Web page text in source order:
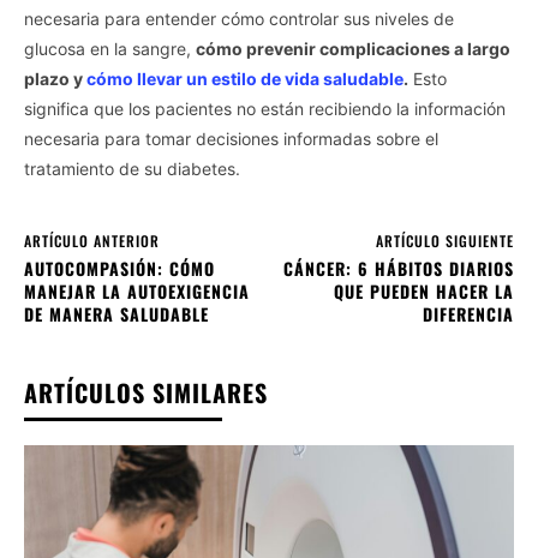
necesaria para entender cómo controlar sus niveles de
glucosa en la sangre, cómo prevenir complicaciones a largo
plazo ycómo llevar un estilo de vida saludable. Esto
significa que los pacientes no están recibiendo la información
necesaria para tomar decisiones informadas sobre el
tratamiento de su diabetes.
ARTÍCULO ANTERIOR
AUTOCOMPASIÓN: CÓMO
MANEJAR LA AUTOEXIGENCIA
DE MANERA SALUDABLE
ARTÍCULO SIGUIENTE
CÁNCER: 6 HÁBITOS DIARIOS
QUE PUEDEN HACER LA
DIFERENCIA
ARTÍCULOS SIMILARES